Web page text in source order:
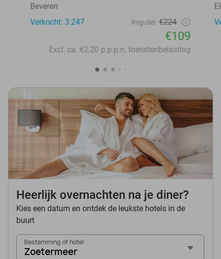
Beveren
Verkocht: 3.247
Regulier €224
€109
Excl. ca. €2,20 p.p.p.n. toeristenbelasting
Heerlijk overnachten na je diner?
Kies een datum en ontdek de leukste hotels in de
buurt
Bestemming of hotel
Zoetermeer